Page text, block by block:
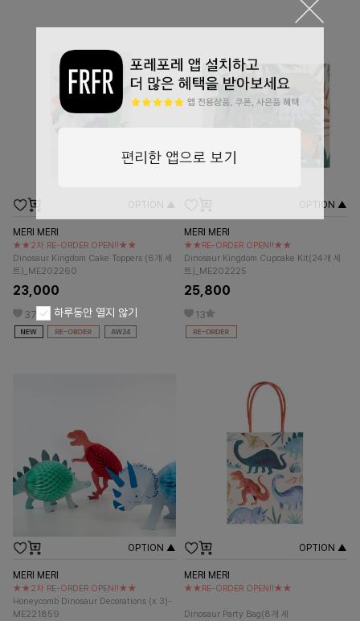
OPTION ▲
MERI MERI
★★2차 RE-ORDER OPEN!!★★
Dinosaur Kingdom Cake Toppers (6개 세
트)_ME202260
23,000
37
OPTION ▲
MERI MERI
★★RE-ORDER OPEN!!★★
Dinosaur Kingdom Cupcake Kit(24개 세
트)_ME202225
25,800
13
OPTION ▲
MERI MERI
★★2차 RE-ORDER OPEN!!★★
Honeycomb Dinosaur Decorations (x 3)-
ME221859
OPTION ▲
MERI MERI
★★RE-ORDER OPEN!!★★
Dinosaur Party Bag(8개 세
하루동안 열지 않기